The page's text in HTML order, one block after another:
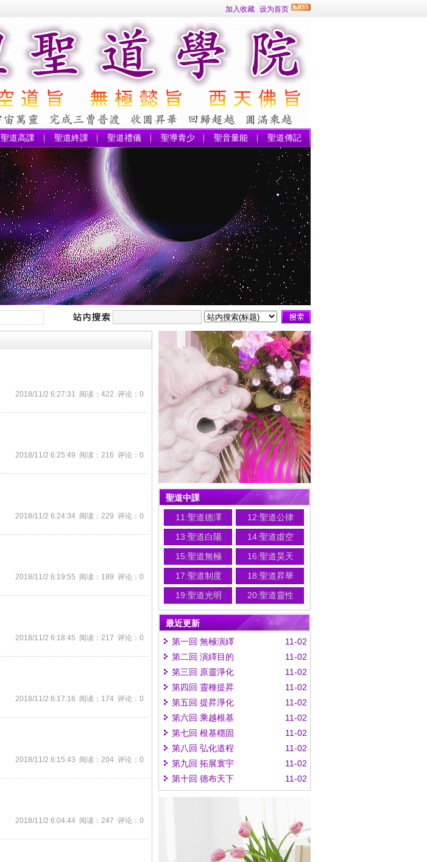
加入收藏 设为首页
聖道高課 聖道終課 聖道禮儀 聖導青少 聖音量能 聖道傳記
2018/11/2 6:27:31 阅读：422 评论：0
2018/11/2 6:25:49 阅读：216 评论：0
2018/11/2 6:24:34 阅读：229 评论：0
2018/11/2 6:19:55 阅读：189 评论：0
2018/11/2 6:18:45 阅读：217 评论：0
2018/11/2 6:17:16 阅读：174 评论：0
2018/11/2 6:15:43 阅读：204 评论：0
2018/11/2 6:04:44 阅读：247 评论：0
聖道中課
11:聖道德澤
12:聖道公律
13:聖道白陽
14:聖道虛空
15:聖道無極
16:聖道昊天
17:聖道制度
18:聖道昇華
19:聖道光明
20:聖道靈性
最近更新
11-02
第一回 無極演繹
11-02
第二回 演繹目的
11-02
第三回 原靈淨化
11-02
第四回 靈種提昇
11-02
第五回 提昇淨化
11-02
第六回 乘越根基
11-02
第七回 根基穩固
11-02
第八回 弘化道程
11-02
第九回 拓展寰宇
11-02
第十回 德布天下